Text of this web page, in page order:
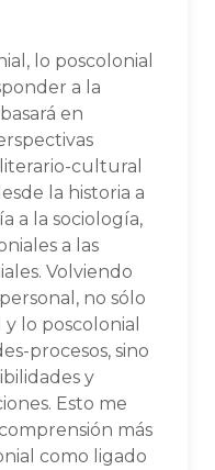
lo poscolonial
a la
en
cultural
la historia a
a la sociología,
a las
Volviendo
no sólo
lo poscolonial
procesos, sino
y
Esto me
más
como ligado